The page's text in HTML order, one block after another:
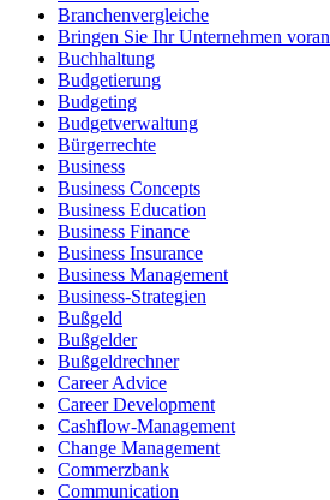
Branchenvergleiche
Bringen Sie Ihr Unternehmen voran
Buchhaltung
Budgetierung
Budgeting
Budgetverwaltung
Bürgerrechte
Business
Business Concepts
Business Education
Business Finance
Business Insurance
Business Management
Business-Strategien
Bußgeld
Bußgelder
Bußgeldrechner
Career Advice
Career Development
Cashflow-Management
Change Management
Commerzbank
Communication